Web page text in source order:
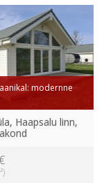
modernne
Haapsalu linn,